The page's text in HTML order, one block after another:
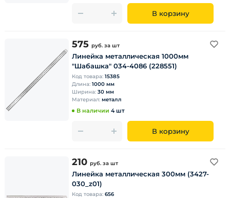
В корзину
575 руб. за шт
Линейка металлическая 1000мм
"Шабашка" 034-4086 (228551)
Код товара: 15385
Длина: 1000 мм
Ширина: 30 мм
Материал: металл
В наличии 4 шт
В корзину
210 руб. за шт
Линейка металлическая 300мм (3427-
030_z01)
Код товара: 656